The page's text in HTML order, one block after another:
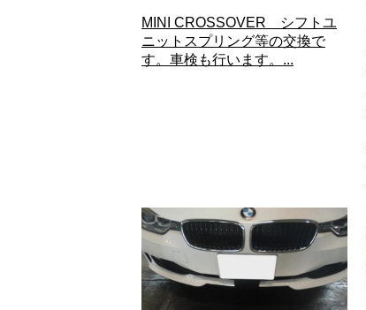
MINI CROSSOVER シフトユ
ニットスプリング等の交換で
す。車検も行います。...